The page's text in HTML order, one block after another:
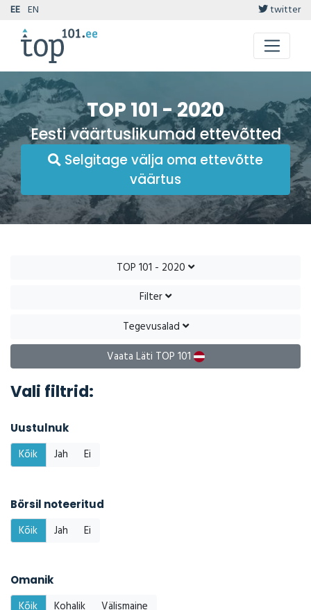
EE EN twitter
TOP 101 - 2020
Eesti väärtuslikumad ettevõtted
Selgitage välja oma ettevõtte
väärtus
TOP 101 - 2020
Filter
Tegevusalad
Vaata Läti TOP 101
Vali filtrid:
Uustulnuk
Kõik Jah Ei
Börsil noteeritud
Kõik Jah Ei
Omanik